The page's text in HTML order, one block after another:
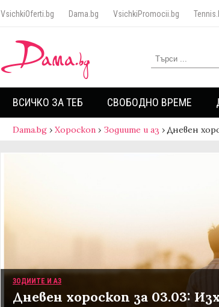
VsichkiOferti.bg Dama.bg VsichkiPromocii.bg
ВСИЧКО ЗА ТЕБ СВОБОДНО ВРЕМЕ
Dama.bg › Хороскоп › Зодиите и аз ›Дневен
ЗОДИИТЕ И АЗ
Дневен хороскоп за 03.03: